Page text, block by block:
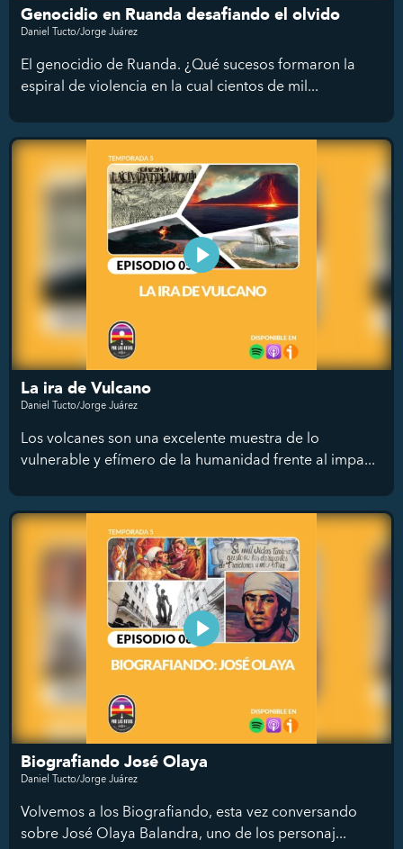
Genocidio en Ruanda desafiando el olvido
Daniel Tucto/Jorge Juárez
El genocidio de Ruanda. ¿Qué sucesos formaron la
espiral de violencia en la cual cientos de mil...
La ira de Vulcano
Daniel Tucto/Jorge Juárez
Los volcanes son una excelente muestra de lo
vulnerable y efímero de la humanidad frente al impa...
Biografiando José Olaya
Daniel Tucto/Jorge Juárez
Volvemos a los Biografiando, esta vez conversando
sobre José Olaya Balandra, uno de los personaj...